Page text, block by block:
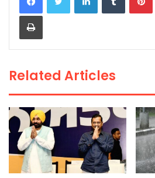
b
o
k
p n
Print
Related Articles